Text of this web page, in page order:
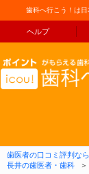
歯科へ行こう！は
ヘルプ
歯医者の口コミ評判な
長井の歯医者・歯科
＞